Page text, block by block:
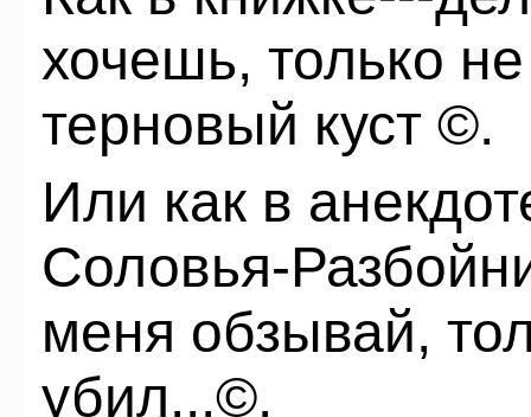
хочешь, только
терновый куст ©.
Или как в
Соловья-
меня обзывай,
убил...©.